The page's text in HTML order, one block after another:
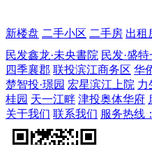
新楼盘 二手小区 二手房 出租
民发鑫龙·未央書院 民发·盛
四季襄郡 联投滨江商务区 华
楚智投·璟园 宏星滨江上院 力
桂园 天一江畔 津投奥体华府
关于我们 联系我们 服务热线